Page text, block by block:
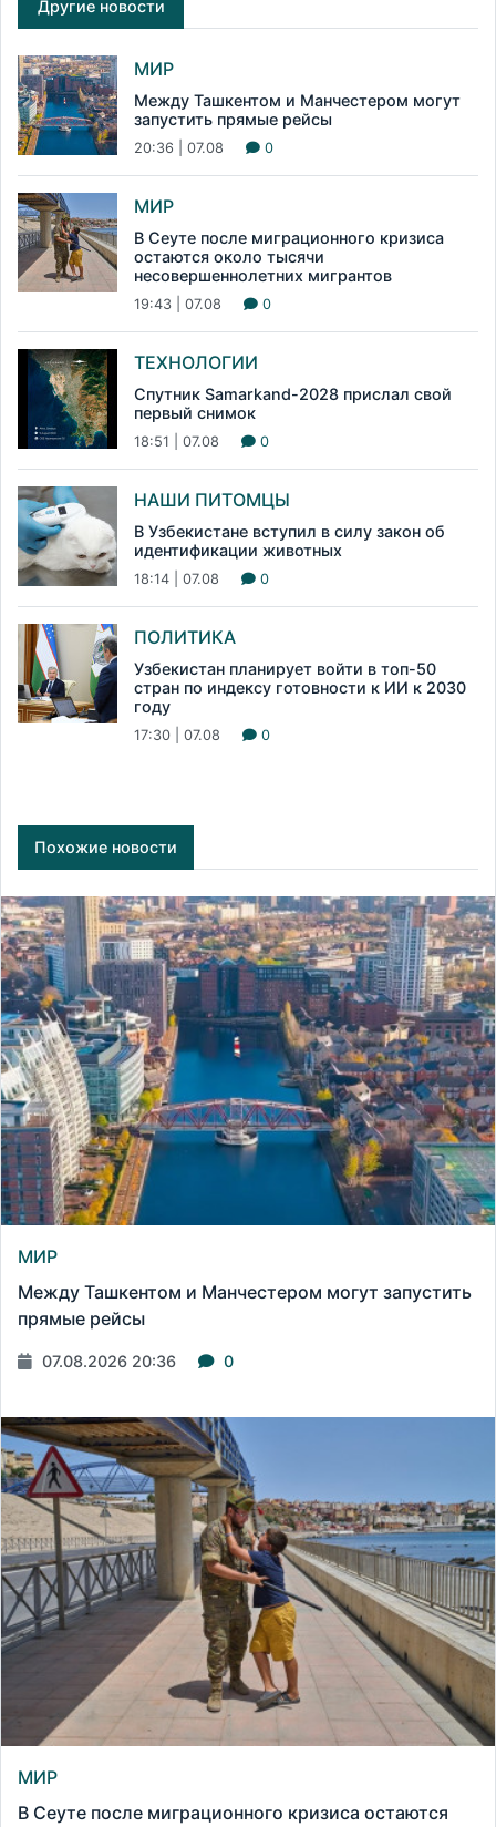
Другие новости
МИР
Между Ташкентом и Манчестером могут
запустить прямые рейсы
20:36 | 07.08 0
МИР
В Сеуте после миграционного кризиса
остаются около тысячи
несовершеннолетних мигрантов
19:43 | 07.08 0
ТЕХНОЛОГИИ
Спутник Samarkand-2028 прислал свой
первый снимок
18:51 | 07.08 0
НАШИ ПИТОМЦЫ
В Узбекистане вступил в силу закон об
идентификации животных
18:14 | 07.08 0
ПОЛИТИКА
Узбекистан планирует войти в топ-50
стран по индексу готовности к ИИ к 2030
году
17:30 | 07.08 0
Похожие новости
МИР
Между Ташкентом и Манчестером могут запустить
прямые рейсы
07.08.2026 20:36 0
МИР
В Сеуте после миграционного кризиса остаются